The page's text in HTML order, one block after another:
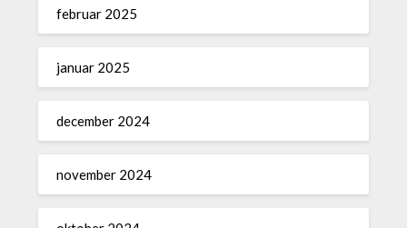
februar 2025
januar 2025
december 2024
november 2024